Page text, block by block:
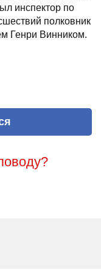
инспектор по
полковник
Генри Винником.